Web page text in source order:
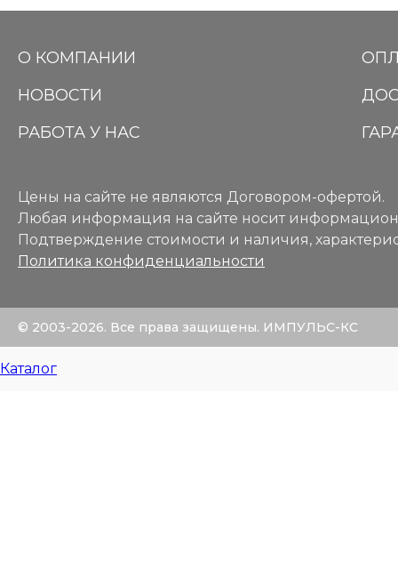
О КОМПАНИИ
НОВОСТИ
РАБОТА У НАС
Цены на сайте не являются Договором-офертой.
Любая информация на сайте носит
Подтверждение стоимости и наличия,
Политика конфиденциальности
© 2003-2026. Все права защищены. ИМПУЛЬС-КС
Каталог